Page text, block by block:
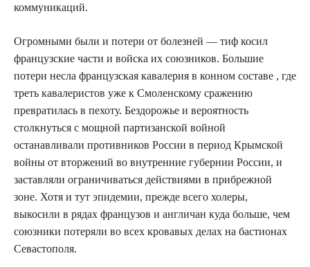
коммуникаций.
Огромными были и потери от болезней — тиф косил
французские части и войска их союзников. Большие
потери несла французская кавалерия в конном составе , где
треть кавалеристов уже к Смоленскому сражению
превратилась в пехоту. Бездорожье и вероятность
столкнуться с мощной партизанской войной
останавливали противников России в период Крымской
войны от вторжений во внутренние губернии России, и
заставляли ограничиваться действиями в прибрежной
зоне. Хотя и тут эпидемии, прежде всего холеры,
выкосили в рядах французов и англичан куда больше, чем
союзники потеряли во всех кровавых делах на бастионах
Севастополя.